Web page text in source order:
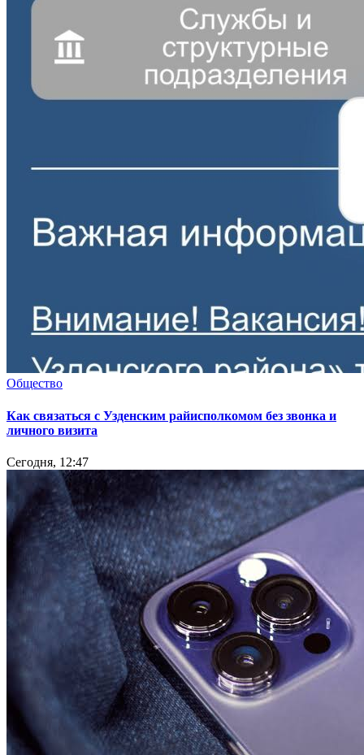
Общество
Как связаться с Узденским райисполкомом без звонка и
личного визита
Сегодня, 12:47